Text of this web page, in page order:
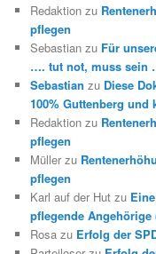
Redaktion zu
pflegen
Sebastian zu Für
…. tut not, muss sein
Sebastian zu Diese
100% Guttenberg und
Redaktion zu
pflegen
Müller zu
pflegen
Karl auf der Hut zu
pflegende
Rosa zu Erfolg der